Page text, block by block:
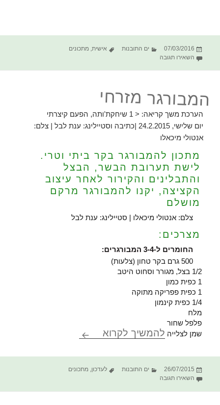
פורסם
בתאריך
07/03/2016 קטגוריות
ים התובנות תגיות
אישית ,מתכונים
השאירו תגובה
המבורגר מזרחי
הערכת משך קריאה: < 1
שיחקת'ותה, הפעם קיצרתי
יום שלישי, 24.2.2015
|כתיבה וסטיילינג: ענת לבל | צלם:
אנטולי מיכאלו
מתכון להמבורגר בקר ביתי וטרי.
לישת תערובת הבשר, הבצל
והתבלינים והקירור לאחר עיצוב
הקציצה, יקנו להמבורגר מרקם
מושלם
צלם: אנטולי מיכאלו | סטיילינג: ענת לבל
מצרכים:
החומרים ל-3-4 המבורגרים:
500 גרם בקר טחון (צלעות)
1/2 בצל, מגורר וסחוט היטב
1 כפית כמון
1 כפית פפריקה מתוקה
1/4 כפית קינמון
מלח
פלפל שחור
שמן לצלייה להמשיך לקרוא המבורגר מזרחי
פורסם
בתאריך
26/07/2015 קטגוריות
ים התובנות תגיות
לעדכון,מתכונים
השאירו תגובה